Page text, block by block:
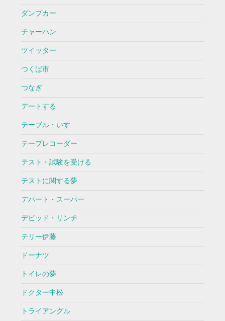
ダンプカー
チャーハン
ツイッター
つくば市
つなぎ
デートする
テーブル・いす
テープレコーダー
テスト・試験を受ける
テストに関する夢
デパート・スーパー
デビッド・リンチ
テリー伊藤
ドーナツ
トイレの夢
ドクター中松
トライアングル